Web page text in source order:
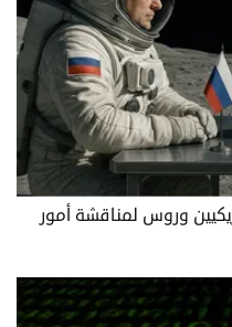
وروس لمناقشة أمور